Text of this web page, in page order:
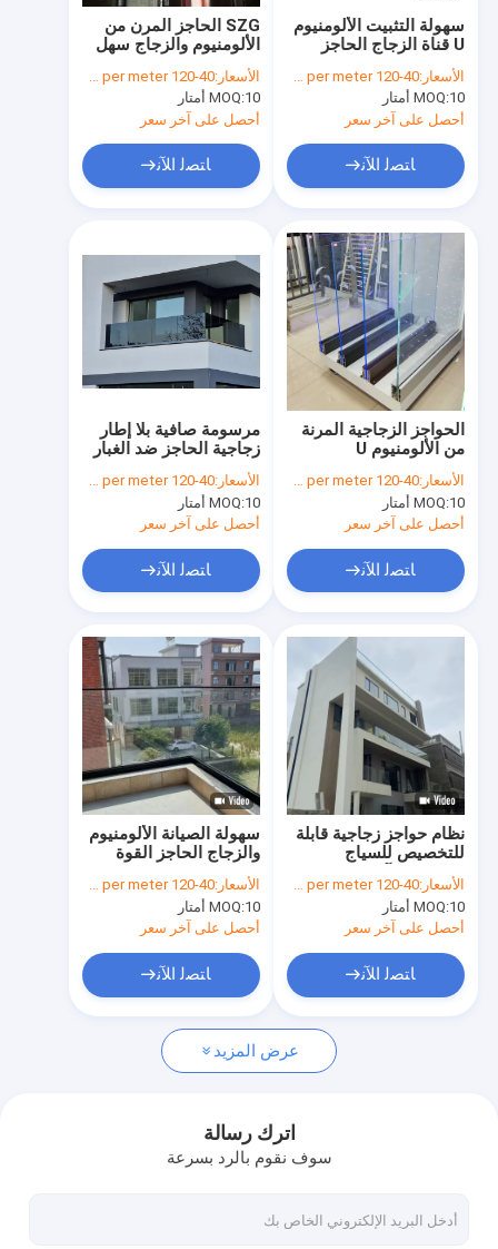
منتجات
معلومات عنا
جولة في المصنع
ضبط الجودة
اتصل بنا
أخبار
القضايا
باب انزلاقي من الألومنيوم
باب متأرجح من الألومنيوم
النافذة المتحركة من الألومنيوم
SZG الحاجز المرن من
الألومنيوم والزجاج سهل
التثبيت قابلة للتخصيص
الأسعار:40-120 dollars per meter
MOQ:10 أمتار
أحصل على آخر سعر
ﺎﺘﺼﻟ ﺍﻶﻧ
سهولة التثبيت الألومنيوم
U قناة الزجاج الحاجز
الحديث مع الضوء LED
الأسعار:40-120 dollars per meter
MOQ:10 أمتار
أحصل على آخر سعر
ﺎﺘﺼﻟ ﺍﻶﻧ
مرسومة صافية بلا إطار
زجاجية الحاجز ضد الغبار
وسهلة التنظيف
الأسعار:40-120 dollars per meter
MOQ:10 أمتار
أحصل على آخر سعر
ﺎﺘﺼﻟ ﺍﻶﻧ
الحواجز الزجاجية المرنة
من الألومنيوم U
Channel
الأسعار:40-120 dollars per meter
MOQ:10 أمتار
أحصل على آخر سعر
ﺎﺘﺼﻟ ﺍﻶﻧ
سهولة الصيانة الألومنيوم
والزجاج الحاجز القوة
العالية مع القيادة
الأسعار:40-120 dollars per meter
MOQ:10 أمتار
أحصل على آخر سعر
ﺎﺘﺼﻟ ﺍﻶﻧ
نظام حواجز زجاجية قابلة
للتخصيص للسياج
الخارجي الآمن والحديث
الأسعار:40-120 dollars per meter
MOQ:10 أمتار
أحصل على آخر سعر
ﺎﺘﺼﻟ ﺍﻶﻧ
عرض المزيد
اترك رسالة
سوف نقوم بالرد بسرعة